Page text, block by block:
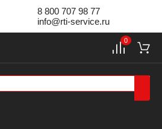
8 800 707 98 77
info@rti-service.ru
0